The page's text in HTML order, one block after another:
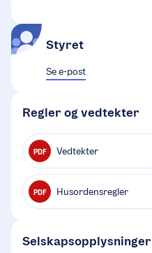
Styret
Se e-post
Regler og vedtekter
PDF Vedtekter
PDF Husordensregler
Selskapsopplysninger